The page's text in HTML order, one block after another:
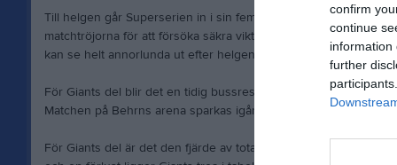
confirm
continue
information
further
Till helgen går Superserien in i sin femte vecka med en full
matchtröjorna för att försöka säkra viktiga poäng. Det är jämnt
kan se helt annorlunda ut efter helgens matcher.
För Giants del blir det en tidig bussresa till Örebro på lördag för
Matchen på Behrns arena sparkas igång klockan 15.00.
För Giants del är det den fjärde av totalt åtta matcher i